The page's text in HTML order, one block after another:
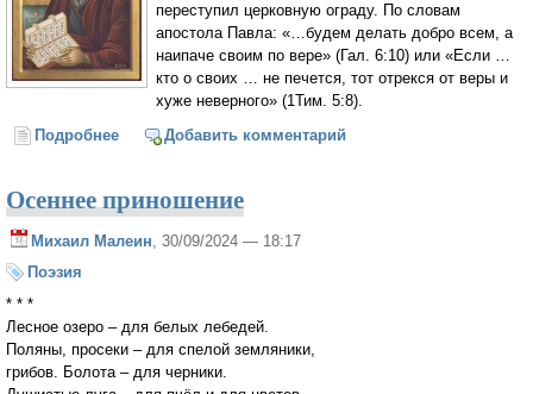
переступил церковную ограду. По словам
апостола Павла: «…будем делать добро всем, а
наипаче своим по вере» (Гал. 6:10) или «Если …
кто о своих … не печется, тот отрекся от веры и
хуже неверного» (1Тим. 5:8).
Подробнее о О СБЕРЕЖЕНИИ НАРОДА БОЖИЯ
Добавить комментарий
Осеннее приношение
Михаил Малеин , 30/09/2024 — 18:17
Поэзия
* * *
Лесное озеро – для белых лебедей.
Поляны, просеки – для спелой земляники,
грибов. Болота – для черники.